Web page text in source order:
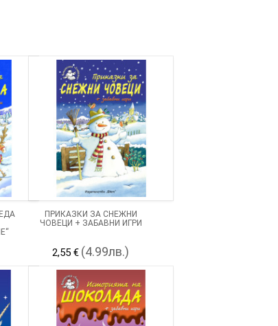
ПРИКАЗКИ ЗА СНЕЖНИ
ЧОВЕЦИ + ЗАБАВНИ ИГРИ
2,55 € (4.99лв.)